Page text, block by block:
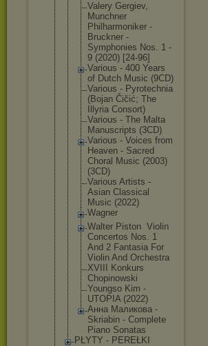
Valery Gergiev,
Munchner
Philharmoni ker -
Bruckner -
Symphonies Nos. 1 -
9 (2020) [24-96]
Various - 400 Years
of Dutch Music (9CD)
Various - Pyrotechnia
(Bojan Čičić; The
Illyria Consort)
Various - The Malta
Manuscripts (3CD)
Various - Voices from
Heaven - Sacred
Choral Music (2003)
(3CD)
Various Artists -
Asian Classical
Music (2022)
Wagner
Walter Piston ‎ Violin
Concertos Nos. 1
And 2 Fantasia For
Violin And Orchestra
XVIII Konkurs
Chopinowski
Youngso Kim -
UTOPIA (2022)
Анна Маликова -
Skriabin - Complete
Piano Sonatas
PŁYTY - PEREŁKI